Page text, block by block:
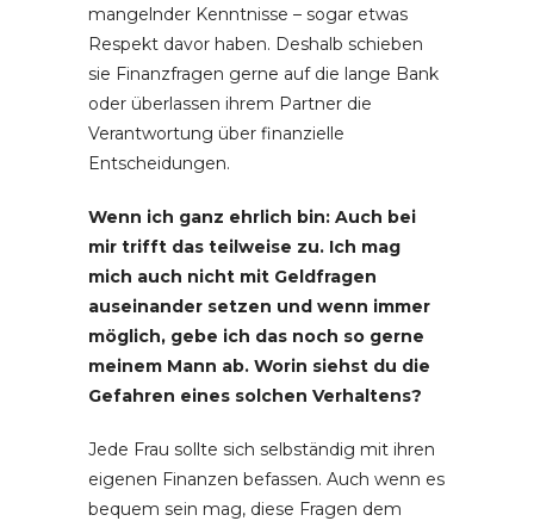
mangelnder Kenntnisse – sogar etwas
Respekt davor haben. Deshalb schieben
sie Finanzfragen gerne auf die lange Bank
oder überlassen ihrem Partner die
Verantwortung über finanzielle
Entscheidungen.
Wenn ich ganz ehrlich bin: Auch bei
mir trifft das teilweise zu. Ich mag
mich auch nicht mit Geldfragen
auseinander setzen und wenn immer
möglich, gebe ich das noch so gerne
meinem Mann ab. Worin siehst du die
Gefahren eines solchen Verhaltens?
Jede Frau sollte sich selbständig mit ihren
eigenen Finanzen befassen. Auch wenn es
bequem sein mag, diese Fragen dem